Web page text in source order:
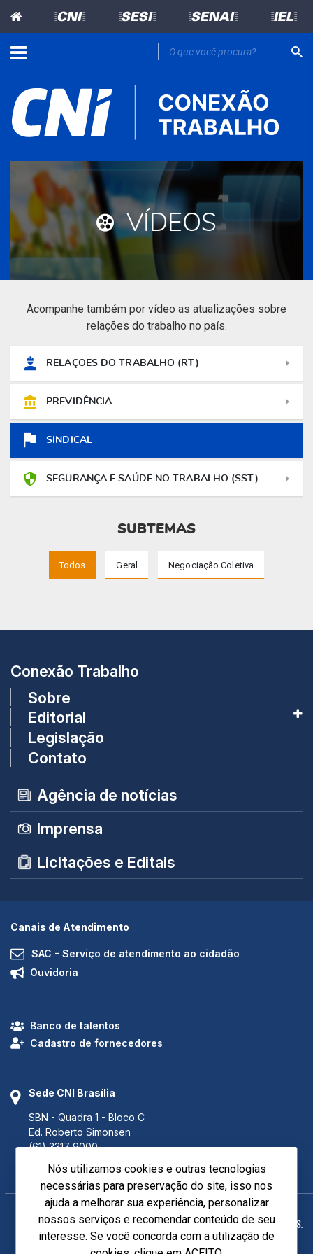
=CNI= =SESI= =SENAI= =IEL=
VÍDEOS
Acompanhe também por vídeo as atualizações sobre
relações do trabalho no país.
RELAÇÕES DO TRABALHO (RT)
PREVIDÊNCIA
SINDICAL
SEGURANÇA E SAÚDE NO TRABALHO (SST)
SUBTEMAS
Todos Geral Negociação Coletiva
Conexão Trabalho
Sobre
Editorial
Legislação
Contato
Agência de notícias
Imprensa
Licitações e Editais
Canais de Atendimento
SAC - Serviço de atendimento ao cidadão
Ouvidoria
Banco de talentos
Cadastro de fornecedores
Sede CNI Brasília
SBN - Quadra 1 - Bloco C
Ed. Roberto Simonsen
(61) 3317 9000
Brasília - DF CEP 70040-903
Nós utilizamos cookies e outras tecnologias
necessárias para preservação do site, isso nos
ajuda a melhorar sua experiência, personalizar
nossos serviços e recomendar conteúdo de seu
interesse. Se você concorda com a utilização de